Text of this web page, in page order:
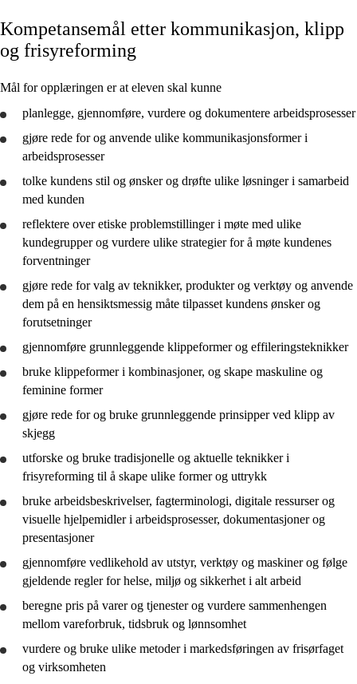
Kjerneelementer
Tverrfaglige temaer
Grunnleggende ferdigheter
Kommunikasjon, klipp og frisyreforming
Kompetansemål etter kommunikasjon, klipp
og frisyreforming
Mål for opplæringen er at eleven skal kunne
planlegge, gjennomføre, vurdere og dokumentere arbeidsprosesser
gjøre rede forog anvende ulike kommunikasjonsformer i
arbeidsprosesser
tolke kundens stil og ønsker og drøfte ulike løsninger i samarbeid
med kunden
reflektere over etiske problemstillinger i møte med ulike
kundegrupper og vurdere ulike strategier for å møte kundenes
forventninger
gjøre rede forvalg av teknikker, produkter og verktøy og anvende
dem på en hensiktsmessig måte tilpasset kundens ønsker og
forutsetninger
gjennomføre grunnleggende klippeformer og effileringsteknikker
bruke klippeformer i kombinasjoner, og skape maskuline og
feminine former
gjøre rede forog bruke grunnleggende prinsipper ved klipp av
skjegg
utforske og bruke tradisjonelle og aktuelle teknikker i
frisyreforming til å skape ulike former og uttrykk
bruke arbeidsbeskrivelser, fagterminologi, digitale ressurser og
visuelle hjelpemidler i arbeidsprosesser, dokumentasjoner og
presentasjoner
gjennomføre vedlikehold av utstyr, verktøy og maskiner og følge
gjeldende regler for helse, miljø og sikkerhet i alt arbeid
beregne pris på varer og tjenester og vurdere sammenhengen
mellom vareforbruk, tidsbruk og lønnsomhet
vurdere og bruke ulike metoder i markedsføringen av frisørfaget
og virksomheten